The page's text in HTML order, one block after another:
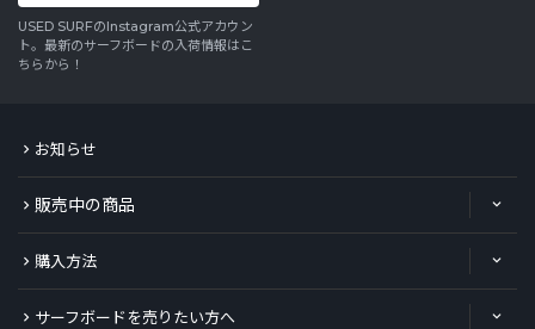
USED SURFのInstagram公式アカウン
ト。最新のサーフボードの入荷情報はこ
ちらから！
お知らせ
販売中の商品
購入方法
サーフボードを売りたい方へ